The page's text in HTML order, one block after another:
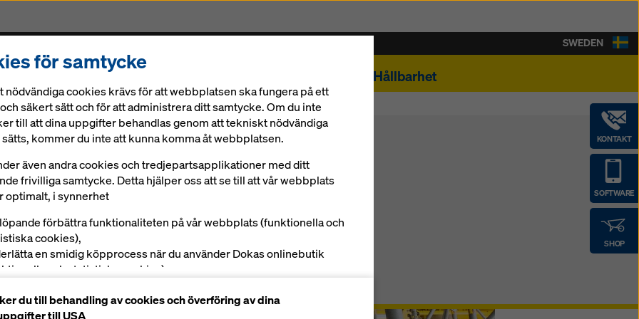
Digitala lösningar Hållbarhet
KONTAKT
SOFTWARE
SHOP
SWEDEN
40
för samtycke
nödvändiga cookies krävs för att webbplatsen ska fungera på ett
säkert sätt och för att administrera ditt samtycke. Om du inte
till att dina uppgifter behandlas genom att tekniskt nödvändiga
kommer du inte att kunna komma åt webbplatsen.
även andra cookies och tredjepartsapplikationer med ditt
frivilliga samtycke. Detta hjälper oss att se till att vår webbplats
optimalt, i synnerhet
förbättra funktionaliteten på vår webbplats (funktionella och
cookies),
en smidig köpprocess när du använder Dokas onlinebutik
och statistiska cookies),
du till behandling av cookies och överföring av dina
till USA